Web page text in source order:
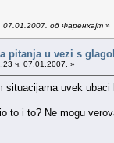
од Фаренхајт »
pitanja u vezi s
ч. 07.01.2007. »
situacijama uvek
to i to? Ne mogu